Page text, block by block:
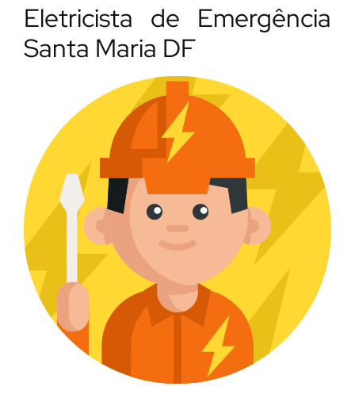
Eletricista de Emergência
Santa Maria DF